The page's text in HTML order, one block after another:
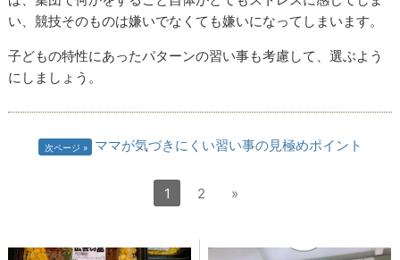
い、競技そのものは嫌いでなくても嫌いになってしまいます。
子どもの特性にあったパターンの習い事も考慮して、選ぶよう
にしましょう。
次ページ ママが気づきにくい習い事の見極めポイント
1 2 »